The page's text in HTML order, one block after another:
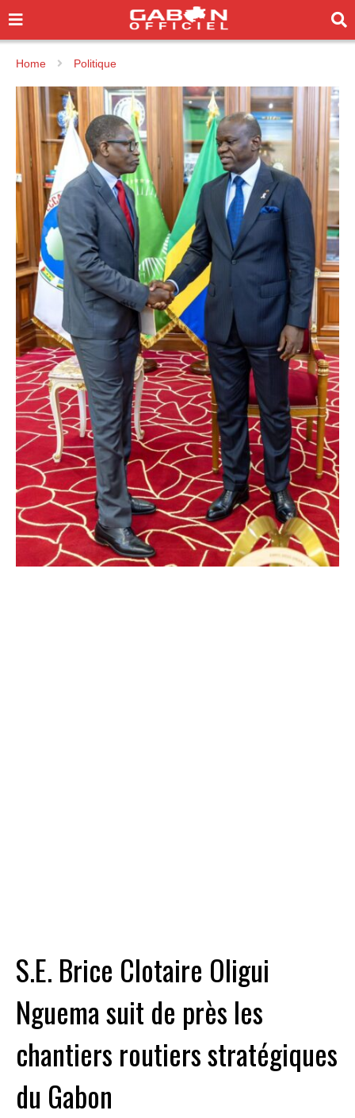
Home Politique
S.E. Brice Clotaire Oligui
Nguema suit de près les
chantiers routiers stratégiques
du Gabon